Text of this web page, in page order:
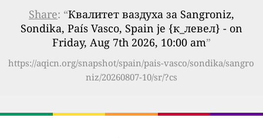
Share: “Квалитет ваздуха за Sangroniz,
Sondika, País Vasco, Spain је {к_левел} - on
Friday, Aug 7th 2026, 10:00 am”
https://aqicn.org/snapshot/spain/pais-vasco/sondika/sangro
niz/20260807-10/sr/?cs